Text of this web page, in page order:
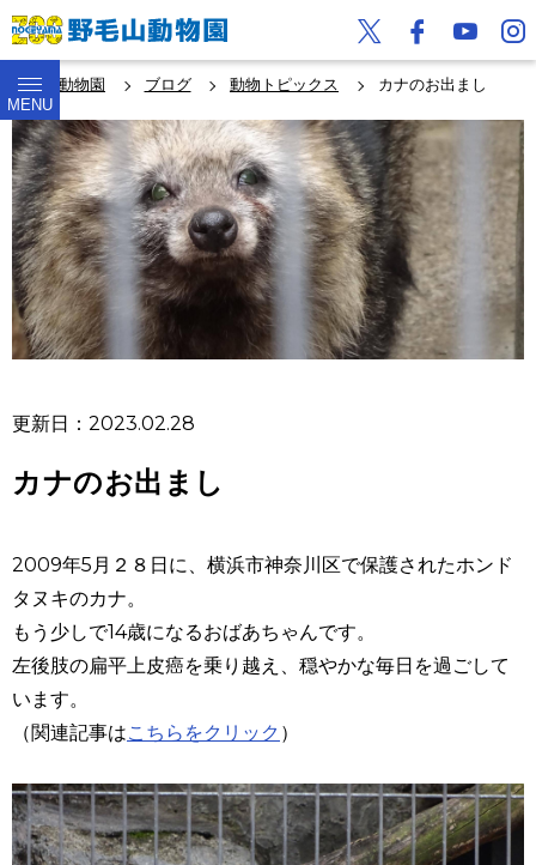
MENU
野毛山動物園 ブログ 動物トピックス カナのお出まし
更新日：2023.02.28
カナのお出まし
2009年5月２８日に、横浜市神奈川区で保護されたホンド
タヌキのカナ。
もう少しで14歳になるおばあちゃんです。
左後肢の扁平上皮癌を乗り越え、穏やかな毎日を過ごして
います。
（関連記事はこちらをクリック ）